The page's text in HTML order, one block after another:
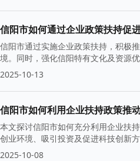
信阳市如何通过企业政策扶持促
信阳市通过实施企业政策扶持，积极
境。同时，强化信阳特有文化及资源
2025-10-13
信阳市如何利用企业扶持政策推
本文探讨信阳市如何充分利用企业扶
创业环境、吸引投资及促进科技创新
2025-10-08